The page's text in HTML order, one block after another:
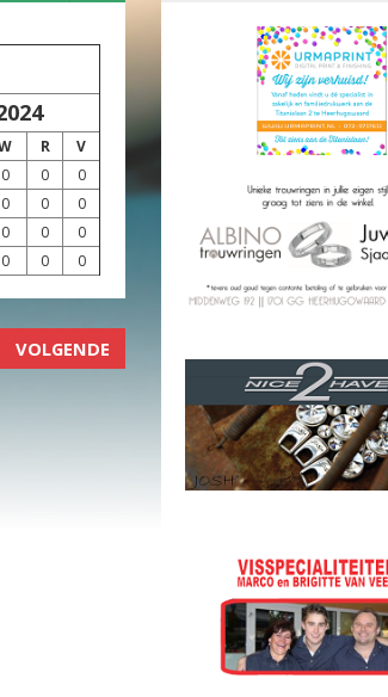
R
V
0 0
0
0 0
0
0 0
0
0 0 0
VOLGENDE